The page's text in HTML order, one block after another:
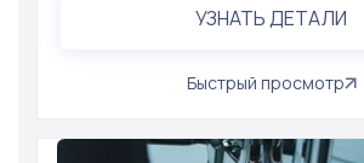
УЗНАТЬ ДЕТАЛИ
Быстрый просмотр